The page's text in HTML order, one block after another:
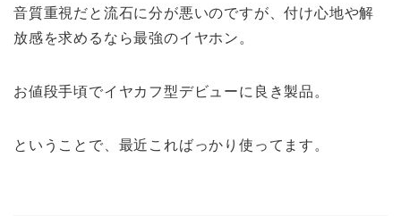
音質重視だと流石に分が悪いのですが、付け心地や解
放感を求めるなら最強のイヤホン。
お値段手頃でイヤカフ型デビューに良き製品。
ということで、最近こればっかり使ってます。